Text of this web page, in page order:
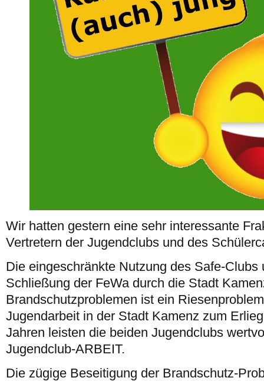
Wir hatten gestern eine sehr interessante
Vertretern der Jugendclubs und des
Die eingeschränkte Nutzung des Safe-Clubs
Schließung der FeWa durch die Stadt
Brandschutzproblemen ist ein
Jugendarbeit in der Stadt Kamenz zum
Jahren leisten die beiden Jugendclubs
Jugendclub-ARBEIT.
Die zügige Beseitigung der Brandschutz-